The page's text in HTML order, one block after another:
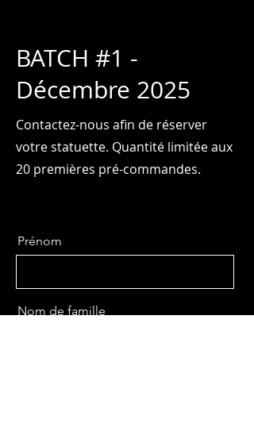
BATCH #1 -
Décembre 2025
Contactez-nous afin de réserver
votre statuette. Quantité limitée aux
20 premières pré-commandes.
Prénom
Nom de famille